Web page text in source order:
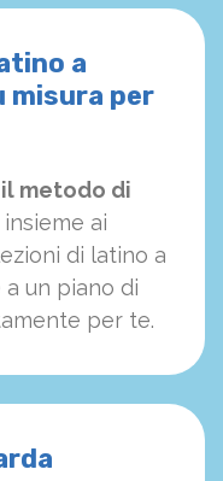
a
misura per
metodo di
insieme ai
zioni di latino a
a un piano di
per te.